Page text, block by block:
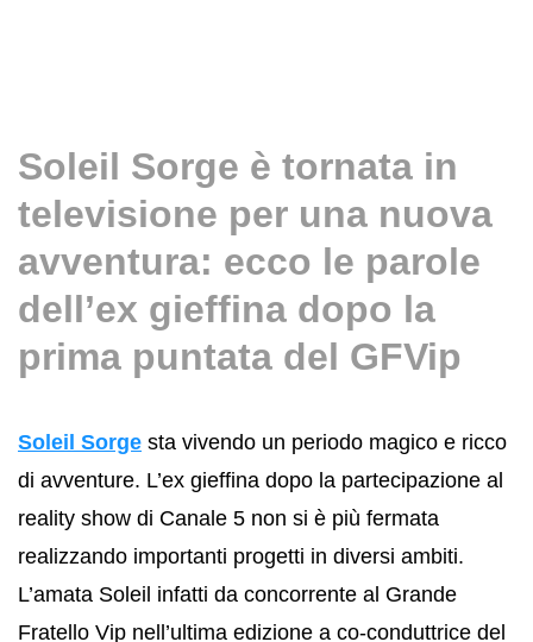
Soleil Sorge è tornata in
televisione per una nuova
avventura: ecco le parole
dell’ex gieffina dopo la
prima puntata del GFVip
Soleil Sorge sta vivendo un periodo magico e ricco
di avventure. L’ex gieffina dopo la partecipazione al
reality show di Canale 5 non si è più fermata
realizzando importanti progetti in diversi ambiti.
L’amata Soleil infatti da concorrente al Grande
Fratello Vip nell’ultima edizione a co-conduttrice del